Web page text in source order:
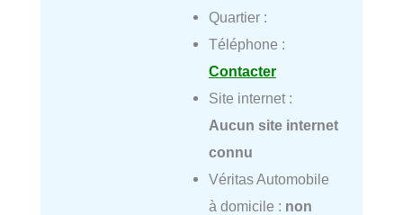
Quartier :
Téléphone :
Contacter
Site internet :
Aucun site internet
connu
Véritas Automobile
à domicile : non